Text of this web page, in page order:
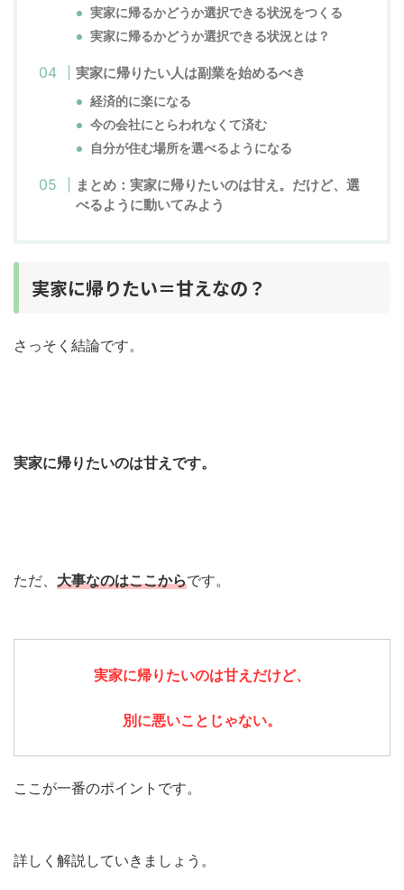
実家に帰るかどうか選択できる状況をつくる
実家に帰るかどうか選択できる状況とは？
実家に帰りたい人は副業を始めるべき
経済的に楽になる
今の会社にとらわれなくて済む
自分が住む場所を選べるようになる
まとめ：実家に帰りたいのは甘え。だけど、選
べるように動いてみよう
実家に帰りたい＝甘えなの？
さっそく結論です。
実家に帰りたいのは甘えです。
ただ、 大事なのはここからです。
実家に帰りたいのは甘えだけど、
別に悪いことじゃない。
ここが一番のポイントです。
詳しく解説していきましょう。